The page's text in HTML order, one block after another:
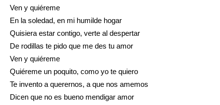
Ven y quiéreme
En la soledad, en mi humilde hogar
Quisiera estar contigo, verte al despertar
De rodillas te pido que me des tu amor
Ven y quiéreme
Quiéreme un poquito, como yo te quiero
Te invento a querernos, a que nos amemos
Dicen que no es bueno mendigar amor